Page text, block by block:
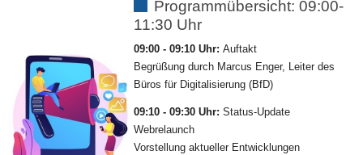
Programmübersicht: 09:00-
11:30 Uhr
09:00 - 09:10 Uhr: Auftakt
Begrüßung durch Marcus Enger, Leiter des
Büros für Digitalisierung (BfD)
09:10 - 09:30 Uhr: Status-Update
Webrelaunch
Vorstellung aktueller Entwicklungen